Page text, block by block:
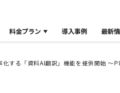
料金プラン 導入事例 最新
化する「資料AI翻訳」機能を提供開始 ～